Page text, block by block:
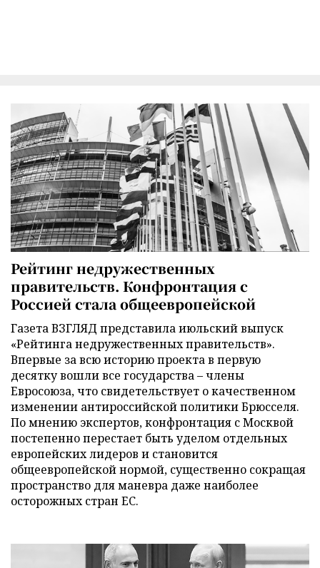
Рейтинг недружественных
правительств. Конфронтация с
Россией стала общеевропейской
Газета ВЗГЛЯД представила июльский выпуск
«Рейтинга недружественных правительств».
Впервые за всю историю проекта в первую
десятку вошли все государства – члены
Евросоюза, что свидетельствует о качественном
изменении антироссийской политики Брюсселя.
По мнению экспертов, конфронтация с Москвой
постепенно перестает быть уделом отдельных
европейских лидеров и становится
общеевропейской нормой, существенно сокращая
пространство для маневра даже наиболее
осторожных стран ЕС.